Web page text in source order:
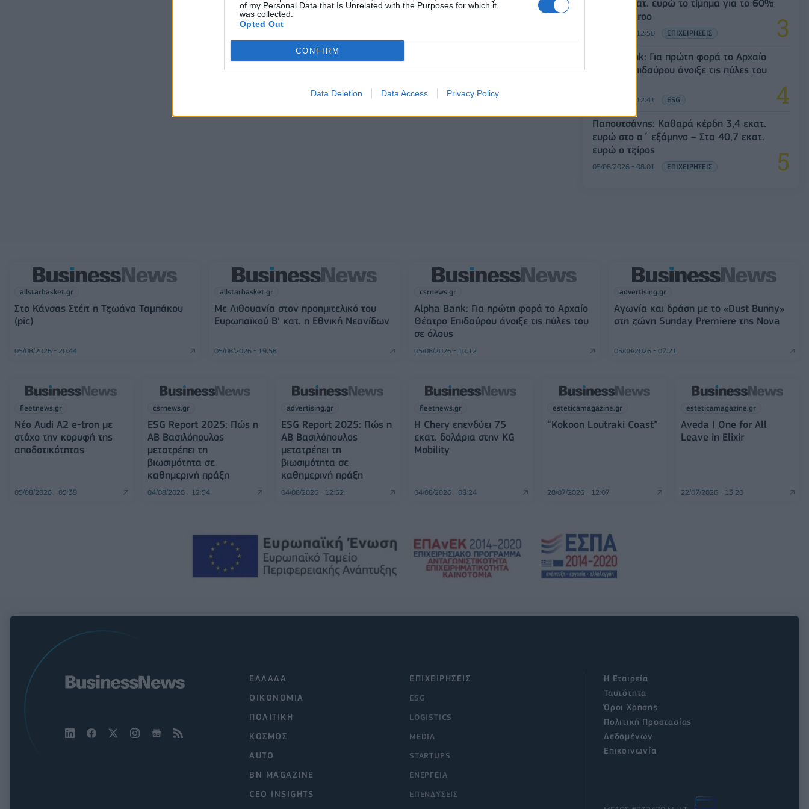
of my Personal Data that Is Unrelated with the Purposes for which it
was collected.
Opted Out
CONFIRM
Data Deletion Data Access Privacy Policy
Στα 10 εκατ. ευρώ το τίμημα για το 60%
του Jackaroo
05/08/2026 - 12:50 ΕΠΙΧΕΙΡΗΣΕΙΣ
Alpha Bank: Για πρώτη φορά το Αρχαίο
Θέατρο Επιδαύρου άνοιξε τις πύλες του
05/08/2026 - 12:41 ESG
Παπουτσάνης: Καθαρά κέρδη 3,4 εκατ.
ευρώ στο α΄ εξάμηνο – Στα 40,7 εκατ.
ευρώ ο τζίρος
05/08/2026 - 08:01 ΕΠΙΧΕΙΡΗΣΕΙΣ
allstarbasket.gr
Στο Κάνσας Στέιτ η Τζωάνα Ταμπάκου
(pic)
05/08/2026 - 20:44
allstarbasket.gr
Με Λιθουανία στον προημιτελικό του
Ευρωπαϊκού Β' κατ. η Εθνική Νεανίδων
05/08/2026 - 19:58
csrnews.gr
Alpha Bank: Για πρώτη φορά το Αρχαίο
Θέατρο Επιδαύρου άνοιξε τις πύλες του
σε όλους
05/08/2026 - 10:12
advertising.gr
Αγωνία και δράση με το «Dust Bunny»
στη ζώνη Sunday Premiere της Nova
05/08/2026 - 07:21
fleetnews.gr
Νέο Audi A2 e-tron με
στόχο την κορυφή της
αποδοτικότητας
05/08/2026 - 05:39
csrnews.gr
ESG Report 2025: Πώς η
ΑΒ Βασιλόπουλος
μετατρέπει τη
βιωσιμότητα σε
καθημερινή πράξη
04/08/2026 - 12:54
advertising.gr
ESG Report 2025: Πώς η
ΑΒ Βασιλόπουλος
μετατρέπει τη
βιωσιμότητα σε
καθημερινή πράξη
04/08/2026 - 12:52
fleetnews.gr
Η Chery επενδύει 75
εκατ. δολάρια στην KG
Mobility
04/08/2026 - 09:24
esteticamagazine.gr
“Kokoon Loutraki Coast”
28/07/2026 - 12:07
esteticamagazine.gr
Aveda I One for All
Leave in Elixir
22/07/2026 - 13:20
ΕΠΙΧΕΙΡΗΣΕΙΣ
ESG
LOGISTICS
MEDIA
STARTUPS
ΕΝΕΡΓΕΙΑ
ΕΠΕΝΔΥΣΕΙΣ
ΕΛΛΑΔΑ
ΟΙΚΟΝΟΜΙΑ
ΠΟΛΙΤΙΚΗ
ΚΟΣΜΟΣ
AUTO
BN MAGAZINE
CEO INSIGHTS
Η Εταιρεία
Ταυτότητα
Όροι Χρήσης
Πολιτική Προστασίας
Δεδομένων
Επικοινωνία